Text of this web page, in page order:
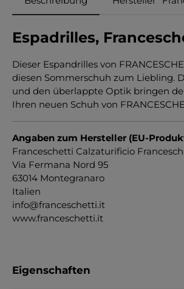
Espadrilles,
Dieser Espandrilles von
diesen Sommerschuh zum Liebling.
und den überlappte Optik bringen
Ihren neuen Schuh von
Angaben zum Hersteller (EU-
Franceschetti Calzaturificio
Via Fermana Nord 95
63014 Montegranaro
Italien
info@franceschetti.it
www.franceschetti.it
Eigenschaften